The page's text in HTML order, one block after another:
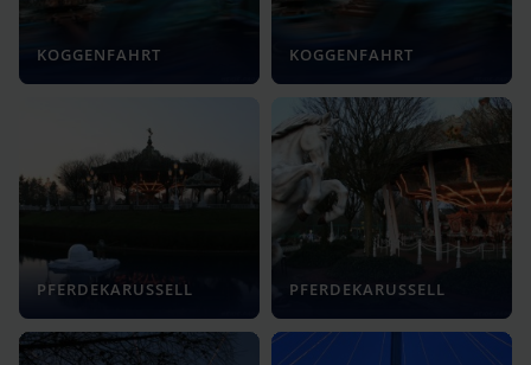
KOGGENFAHRT KOGGENFAHRT
PFERDEKARUSSELL PFERDEKARUSSELL